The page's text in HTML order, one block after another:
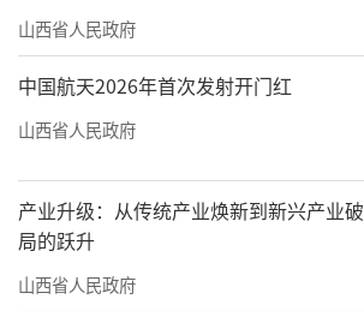
山西省人民政府
中国航天2026年首次发射开门红
山西省人民政府
产业升级：从传统产业焕新到新兴产业破
局的跃升
山西省人民政府